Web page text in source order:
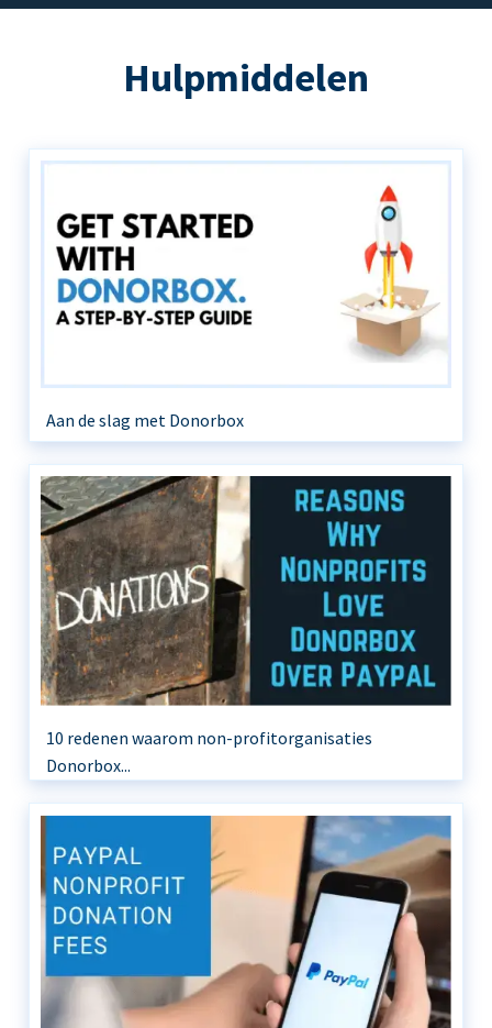
Hulpmiddelen
Aan de slag met Donorbox
10 redenen waarom non-profitorganisaties
Donorbox...